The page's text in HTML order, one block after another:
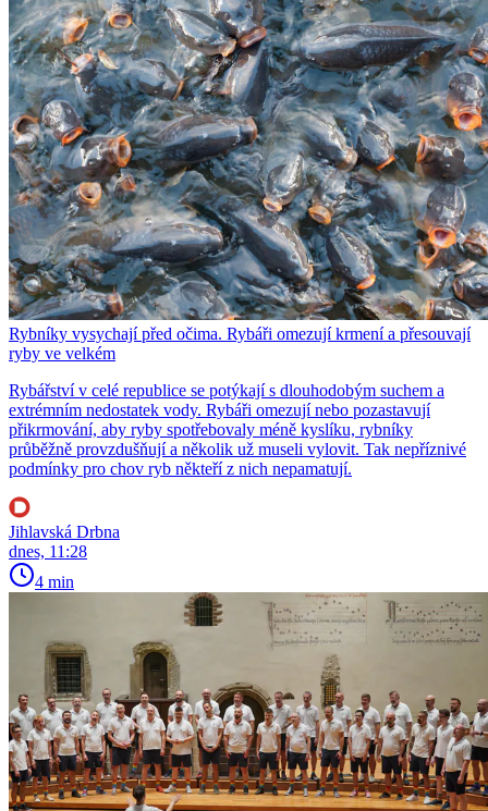
Rybníky vysychají před očima. Rybáři omezují krmení a přesouvají
ryby ve velkém
Rybářství v celé republice se potýkají s dlouhodobým suchem a
extrémním nedostatek vody. Rybáři omezují nebo pozastavují
přikrmování, aby ryby spotřebovaly méně kyslíku, rybníky
průběžně provzdušňují a několik už museli vylovit. Tak nepříznivé
podmínky pro chov ryb někteří z nich nepamatují.
Jihlavská Drbna
dnes, 11:28
4 min